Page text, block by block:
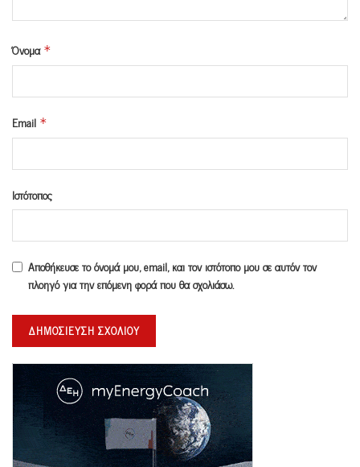
Όνομα *
Email *
Ιστότοπος
Αποθήκευσε το όνομά μου, email, και τον ιστότοπο μου σε αυτόν τον
πλοηγό για την επόμενη φορά που θα σχολιάσω.